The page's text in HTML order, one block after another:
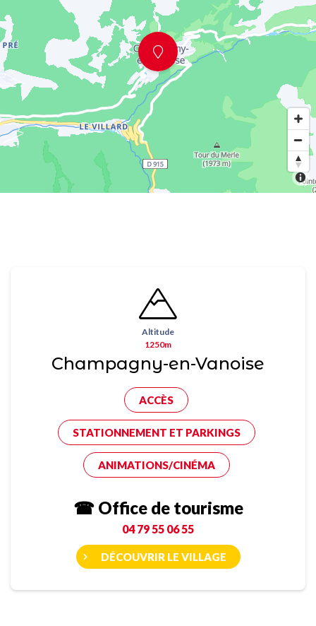
Altitude
1250m
Champagny-en-Vanoise
ACCÈS
STATIONNEMENT ET PARKINGS
ANIMATIONS/CINÉMA
☎ Office de tourisme
04 79 55 06 55
DÉCOUVRIR LE VILLAGE